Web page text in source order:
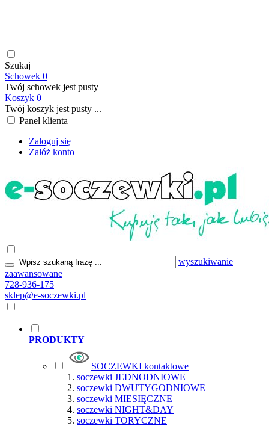
Szukaj
Schowek 0
Twój schowek jest pusty
Koszyk 0
Twój koszyk jest pusty ...
Panel klienta
Zaloguj się
Załóż konto
wyszukiwanie
zaawansowane
728-936-175
sklep@e-soczewki.pl
PRODUKTY
SOCZEWKI kontaktowe
soczewki JEDNODNIOWE
soczewki DWUTYGODNIOWE
soczewki MIESIĘCZNE
soczewki NIGHT&DAY
soczewki TORYCZNE